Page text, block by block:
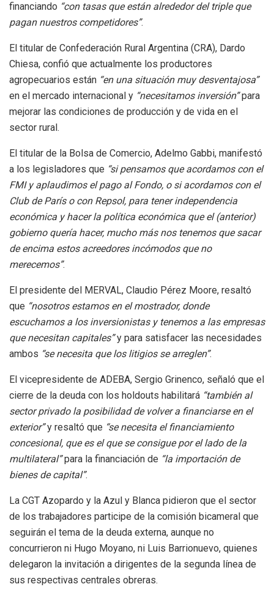
financiando “con tasas que están alrededor del triple que
pagan nuestros competidores”.
El titular de Confederación Rural Argentina (CRA), Dardo
Chiesa, confió que actualmente los productores
agropecuarios están “en una situación muy desventajosa”
en el mercado internacional y “necesitamos inversión”para
mejorar las condiciones de producción y de vida en el
sector rural.
El titular de la Bolsa de Comercio, Adelmo Gabbi, manifestó
a los legisladores que “si pensamos que acordamos con el
FMI y aplaudimos el pago al Fondo, o si acordamos con el
Club de París o con Repsol, para tener independencia
económica y hacer la política económica que el (anterior)
gobierno quería hacer, mucho más nos tenemos que sacar
de encima estos acreedores incómodos que no
merecemos”.
El presidente del MERVAL, Claudio Pérez Moore, resaltó
que “nosotros estamos en el mostrador, donde
escuchamos a los inversionistas y tenemos a las empresas
que necesitan capitales”y para satisfacer las necesidades
ambos “se necesita que los litigios se arreglen”.
El vicepresidente de ADEBA, Sergio Grinenco, señaló que el
cierre de la deuda con los holdouts habilitará “también al
sector privado la posibilidad de volver a financiarse en el
exterior”y resaltó que “se necesita el financiamiento
concesional, que es el que se consigue por el lado de la
multilateral”para la financiación de “la importación de
bienes de capital”.
La CGT Azopardo y la Azul y Blanca pidieron que el sector
de los trabajadores participe de la comisión bicameral que
seguirán el tema de la deuda externa, aunque no
concurrieron ni Hugo Moyano, ni Luis Barrionuevo, quienes
delegaron la invitación a dirigentes de la segunda línea de
sus respectivas centrales obreras.